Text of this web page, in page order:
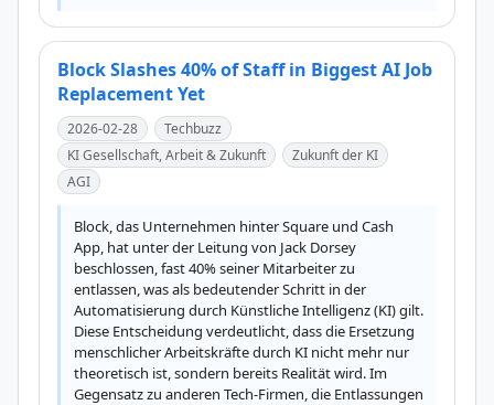
Block Slashes 40% of Staff in Biggest AI Job
Replacement Yet
2026-02-28
Techbuzz
KI Gesellschaft, Arbeit & Zukunft
Zukunft der KI
AGI
Block, das Unternehmen hinter Square und Cash
App, hat unter der Leitung von Jack Dorsey
beschlossen, fast 40% seiner Mitarbeiter zu
entlassen, was als bedeutender Schritt in der
Automatisierung durch Künstliche Intelligenz (KI) gilt.
Diese Entscheidung verdeutlicht, dass die Ersetzung
menschlicher Arbeitskräfte durch KI nicht mehr nur
theoretisch ist, sondern bereits Realität wird. Im
Gegensatz zu anderen Tech-Firmen, die Entlassungen